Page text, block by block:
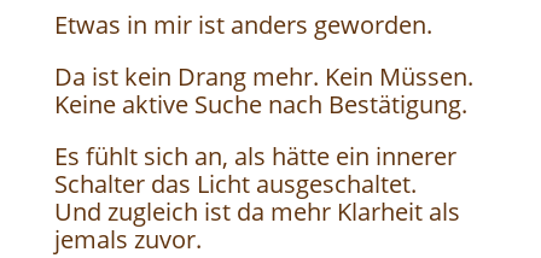
Etwas in mir ist anders geworden.
Da ist kein Drang mehr. Kein Müssen.
Keine aktive Suche nach Bestätigung.
Es fühlt sich an, als hätte ein innerer
Schalter das Licht ausgeschaltet.
Und zugleich ist da mehr Klarheit als
jemals zuvor.